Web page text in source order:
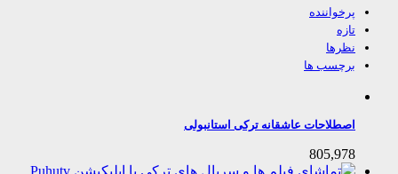
پرخواننده
تازه
نظرها
برچسب ها
اصطلاحات عاشقانه ترکی استانبولی
805,978